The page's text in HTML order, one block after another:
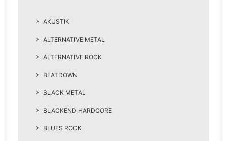
AKUSTIK
ALTERNATIVE METAL
ALTERNATIVE ROCK
BEATDOWN
BLACK METAL
BLACKEND HARDCORE
BLUES ROCK